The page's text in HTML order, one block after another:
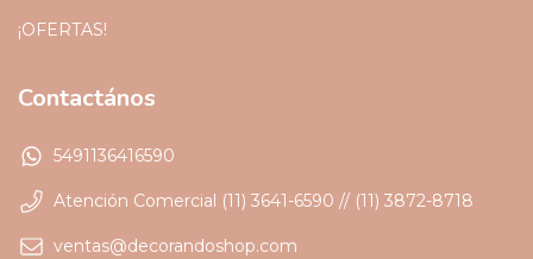
¡OFERTAS!
Contactános
5491136416590
Atención Comercial (11) 3641-6590 // (11) 3872-8718
ventas@decorandoshop.com